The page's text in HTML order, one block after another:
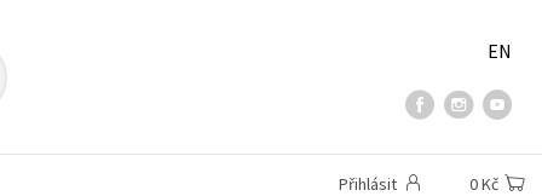
EN
Přihlásit 0 Kč